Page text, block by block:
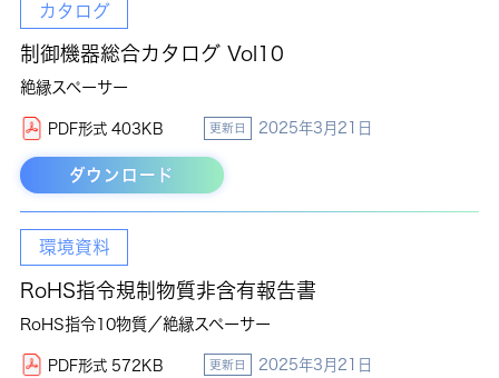
カタログ
制御機器総合カタログ Vol10
絶縁スペーサー
PDF形式 403KB 更新日 2025年3月21日
ダウンロード
環境資料
RoHS指令規制物質非含有報告書
RoHS指令10物質／絶縁スペーサー
PDF形式 572KB 更新日 2025年3月21日